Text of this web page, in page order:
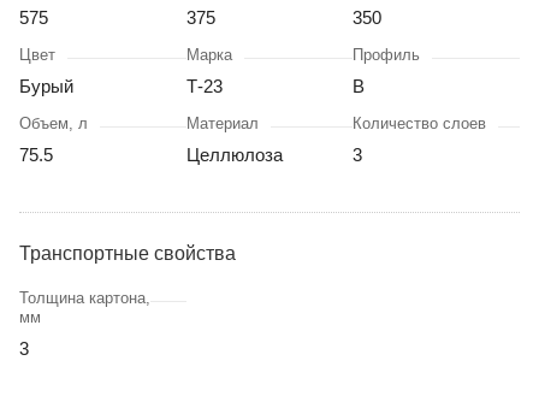
575 375 350
Цвет
Бурый
Марка
Т-23
Профиль
В
Объем, л
75.5
Материал
Целлюлоза
Количество слоев
3
Транспортные свойства
Толщина картона,
мм
3